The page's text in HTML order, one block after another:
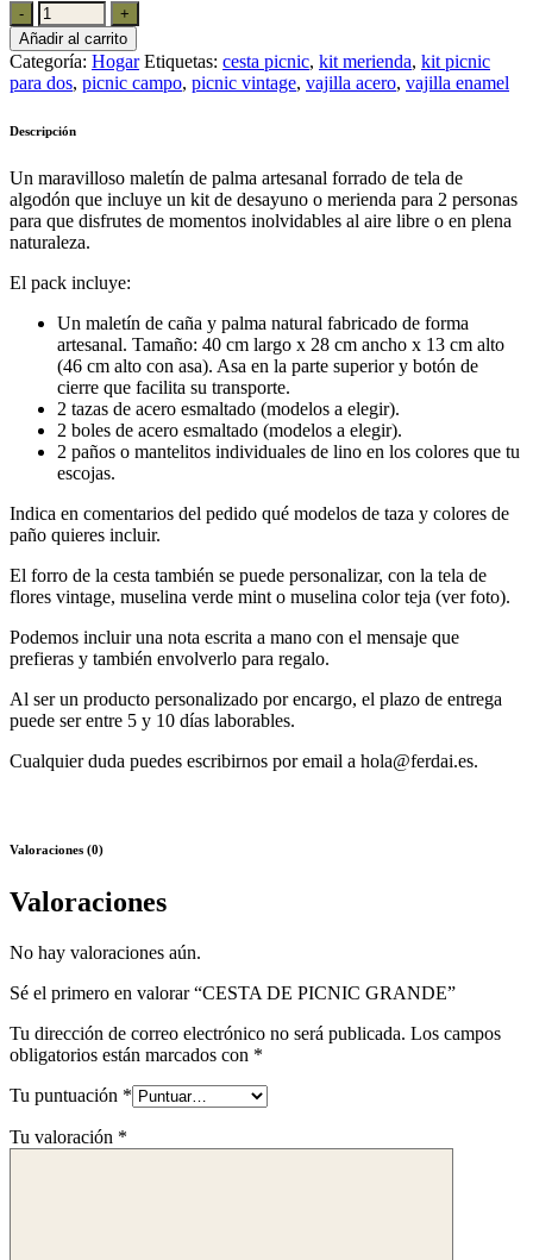
Añadir al carrito
Categoría: Hogar Etiquetas: cesta picnic, kit merienda, kit picnic
para dos, picnic campo, picnic vintage, vajilla acero, vajilla enamel
Descripción
Un maravilloso maletín de palma artesanal forrado de tela de
algodón que incluye un kit de desayuno o merienda para 2 personas
para que disfrutes de momentos inolvidables al aire libre o en plena
naturaleza.
El pack incluye:
Un maletín de caña y palma natural fabricado de forma
artesanal. Tamaño: 40 cm largo x 28 cm ancho x 13 cm alto
(46 cm alto con asa). Asa en la parte superior y botón de
cierre que facilita su transporte.
2 tazas de acero esmaltado (modelos a elegir).
2 boles de acero esmaltado (modelos a elegir).
2 paños o mantelitos individuales de lino en los colores que tu
escojas.
Indica en comentarios del pedido qué modelos de taza y colores de
paño quieres incluir.
El forro de la cesta también se puede personalizar, con la tela de
flores vintage, muselina verde mint o muselina color teja (ver foto).
Podemos incluir una nota escrita a mano con el mensaje que
prefieras y también envolverlo para regalo.
Al ser un producto personalizado por encargo, el plazo de entrega
puede ser entre 5 y 10 días laborables.
Cualquier duda puedes escribirnos por email a hola@ferdai.es.
Valoraciones (0)
Valoraciones
No hay valoraciones aún.
Sé el primero en valorar “CESTA DE PICNIC GRANDE”
Tu dirección de correo electrónico no será publicada. Los campos
obligatorios están marcados con *
Tu puntuación *
Tu valoración *